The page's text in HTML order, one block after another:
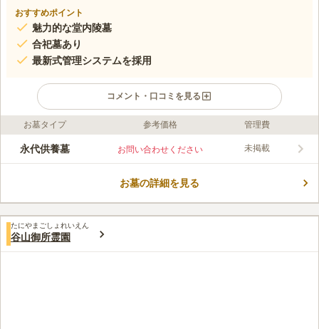
おすすめポイント
魅力的な堂内陵墓
合祀墓あり
最新式管理システムを採用
コメント・口コミを見る
ライフドット編集部のコメント
納骨堂ではありますが、遺骨を収蔵するための厨子が重厚な墓石
は冷暖房を完備しており、天候に左右されることなく快適な空間
す。
口コミ評価
この霊園はまだ誰からも評価されていません。
お墓タイプ 参考価格 管理費
永代供養墓 お問い合わせください 未掲載
お墓の詳細を見る
たにやまごしょれいえん
谷山御所霊園